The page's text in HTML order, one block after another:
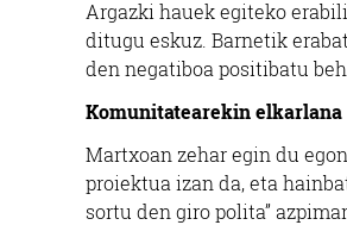
Argazki hauek egiteko
ditugu eskuz. Barnetik
den negatiboa positibatu
Komunitatearekin elkarlana
Martxoan zehar egin du
proiektua izan da, eta
sortu den giro polita”